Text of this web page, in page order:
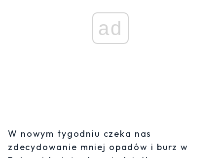
ad
W nowym tygodniu czeka nas
zdecydowanie mniej opadów i burz w